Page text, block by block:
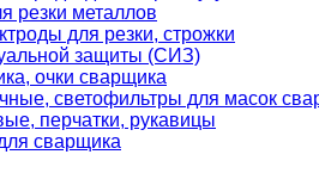
резки металлов
для резки, строжки
защиты (СИЗ)
очки сварщика
светофильтры для масок
перчатки, рукавицы
сварщика